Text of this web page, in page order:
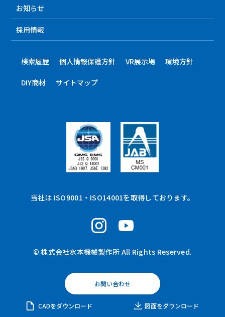
お問い合わせ
CADをダウンロード 図面をダウンロード
お知らせ
採用情報
検索履歴 個人情報保護方針 VR展示場 環境方針
DIY商材 サイトマップ
当社は ISO9001・ISO14001を取得しております。
© 株式会社水本機械製作所 All Rights Reserved.